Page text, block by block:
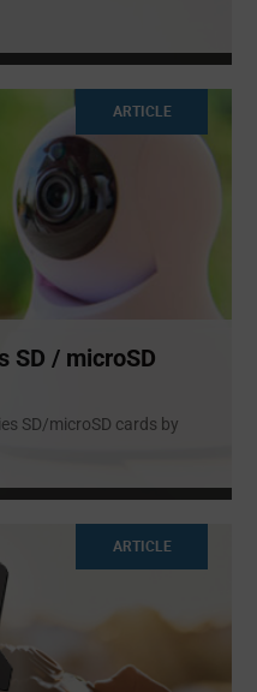
ARTICLE
SD / microSD
SD/microSD cards by
ARTICLE